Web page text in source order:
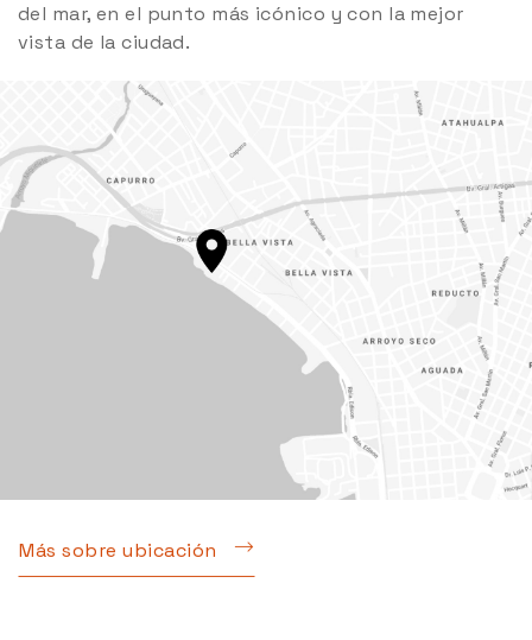
del mar, en el punto más icónico y con la mejor
vista de la ciudad.
Más sobre ubicación